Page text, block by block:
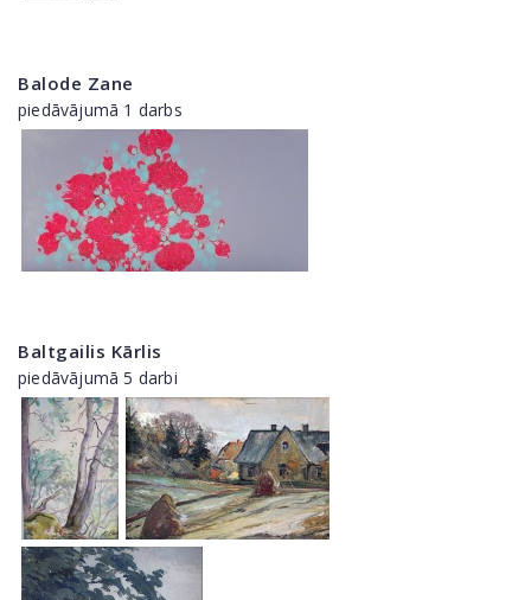
Balode Zane
piedāvājumā 1 darbs
Baltgailis Kārlis
piedāvājumā 5 darbi